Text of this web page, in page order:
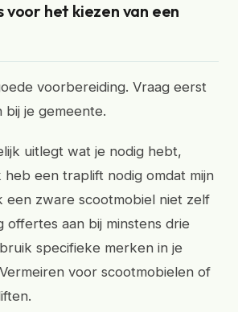
voor het kiezen van een
voorbereiding. Vraag eerst
bij je gemeente.
uitlegt wat je nodig hebt,
een traplift nodig omdat mijn
een zware scootmobiel niet zelf
offertes aan bij minstens drie
specifieke merken in je
voor scootmobielen of